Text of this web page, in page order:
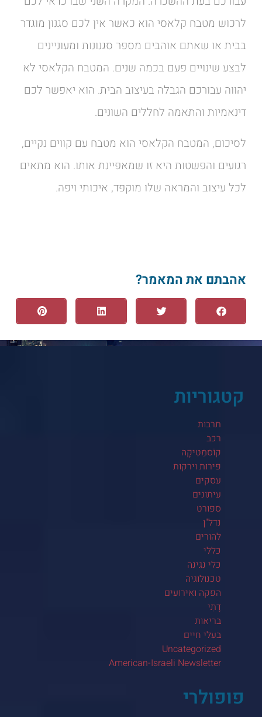
לרכוש מטבח קלאסי הוא כאשר אין לכם סגנון מוגדר
בבית או שאתם אוהבים מספר סגנונות ומעוניינים
לבצע שינויים פעם בכמה שנים. המטבח הקלאסי לא
יהווה עבורכם הגבלה בעיצוב הבית. הוא יאפשר לכם
דינאמיות והתאמה לחללים השונים.
לסיכום, המטבח הקלאסי הוא מטבח עם קווים נקיים,
רגועים והפשטות היא זו שמאפיינת אותו. הוא מתאים
לכל עיצוב והמראה שלו מוקפד, איכותי ויפה.
אהבתם את המאמר?
קטגוריות
תרבות
רכב
קוֹסמֵטִיקָה
פירות וירקות
עסקים
עיתונים
ספורט
נדל"ן
להורים
כללי
כלי נגינה
טכנולוגיה
הפקה ואירועים
דָתִי
בריאות
בעלי חיים
Uncategorized
American-Israeli Newsletter
פופולרי